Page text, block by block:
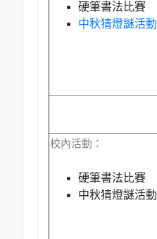
硬筆書法比賽
中秋猜燈謎活動
校內活動：
硬筆書法比賽
中秋猜燈謎活動